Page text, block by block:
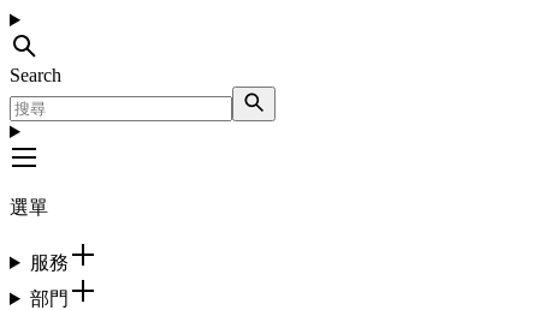
Search
選單
服務
部門